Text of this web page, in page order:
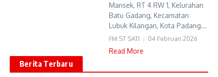
Mansek, RT 4 RW 1, Kelurahan
Batu Gadang, Kecamatan
Lubuk Kilangan, Kota Padang...
FM ST SATI 04 Februari 2026
Read More
Berita Terbaru